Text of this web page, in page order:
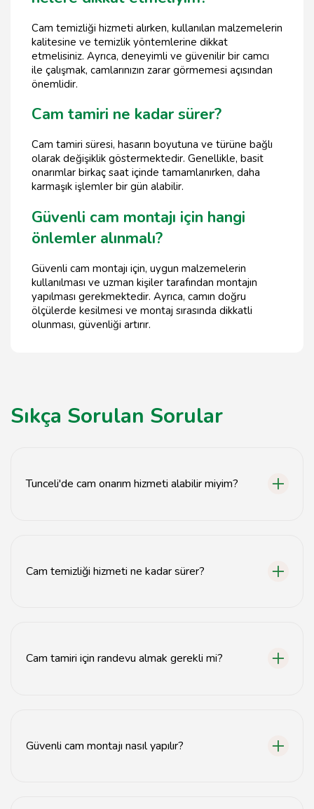
Cam temizliği hizmeti alırken, kullanılan malzemelerin
kalitesine ve temizlik yöntemlerine dikkat
etmelisiniz. Ayrıca, deneyimli ve güvenilir bir camcı
ile çalışmak, camlarınızın zarar görmemesi açısından
önemlidir.
Cam tamiri ne kadar sürer?
Cam tamiri süresi, hasarın boyutuna ve türüne bağlı
olarak değişiklik göstermektedir. Genellikle, basit
onarımlar birkaç saat içinde tamamlanırken, daha
karmaşık işlemler bir gün alabilir.
Güvenli cam montajı için hangi
önlemler alınmalı?
Güvenli cam montajı için, uygun malzemelerin
kullanılması ve uzman kişiler tarafından montajın
yapılması gerekmektedir. Ayrıca, camın doğru
ölçülerde kesilmesi ve montaj sırasında dikkatli
olunması, güvenliği artırır.
Sıkça Sorulan Sorular
Tunceli'de cam onarım hizmeti alabilir miyim?
Cam temizliği hizmeti ne kadar sürer?
Cam tamiri için randevu almak gerekli mi?
Güvenli cam montajı nasıl yapılır?